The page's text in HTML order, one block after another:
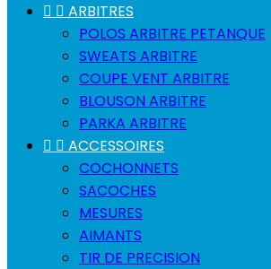
  ARBITRES
POLOS ARBITRE PETANQUE
SWEATS ARBITRE
COUPE VENT ARBITRE
BLOUSON ARBITRE
PARKA ARBITRE
  ACCESSOIRES
COCHONNETS
SACOCHES
MESURES
AIMANTS
TIR DE PRECISION